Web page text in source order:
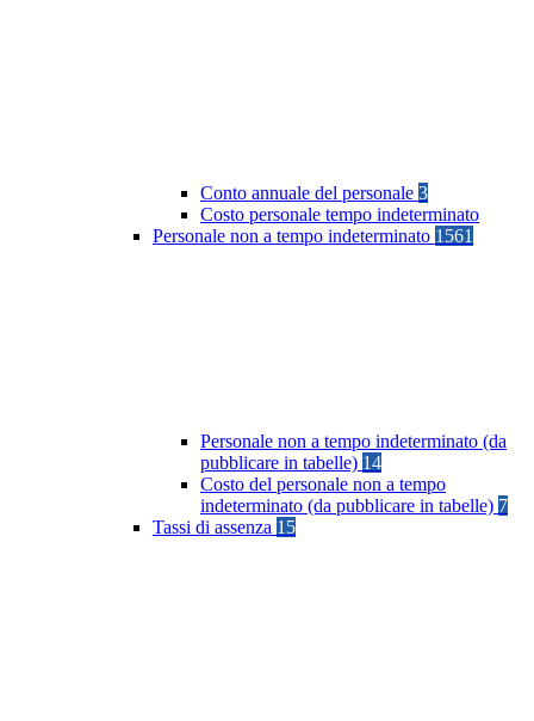
Conto annuale del personale 3
Costo personale tempo indeterminato
Personale non a tempo indeterminato 1561
Personale non a tempo indeterminato (da
pubblicare in tabelle) 14
Costo del personale non a tempo
indeterminato (da pubblicare in tabelle) 7
Tassi di assenza 15